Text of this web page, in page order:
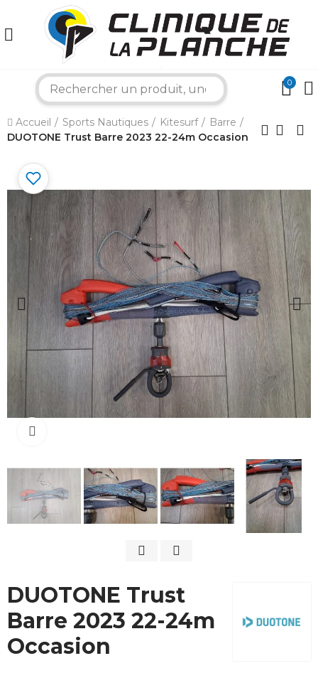
0
Accueil Sports Nautiques Kitesurf
Barre
DUOTONE Trust Barre 2023 22-24m Occasion
DUOTONE Trust
Barre 2023 22-24m
Occasion
×
Bonjour ! Je suis votre expert nautique.